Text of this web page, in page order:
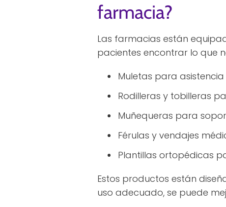
farmacia?
Las farmacias están
pacientes encontrar lo que
Muletas para
Rodilleras y tobilleras
Muñequeras para
Férulas y vendajes
Plantillas ortopédicas
Estos productos están
uso adecuado, se puede